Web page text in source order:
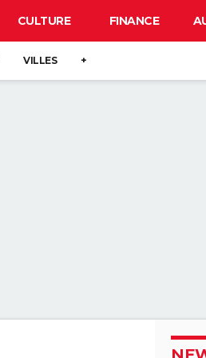
CULTURE FINANCE
VILLES +